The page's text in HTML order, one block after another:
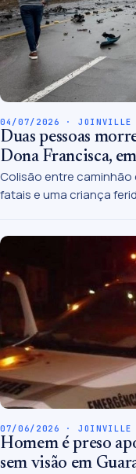
04/07/2026 · JOINVILLE
Duas pessoas
Dona Francisca,
Colisão entre caminhão
fatais e uma criança
07/06/2026 · JOINVILLE
Homem é preso
sem visão em